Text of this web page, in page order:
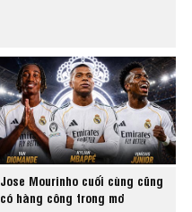
Jose Mourinho cuối cùng cũng
có hàng công trong mơ